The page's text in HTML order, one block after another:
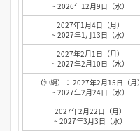
~ 2026年12月9日（水）
2027年1月4日（月）
~ 2027年1月13日（水）
2027年2月1日（月）
~ 2027年2月10日（水）
（沖縄）： 2027年2月15日（月）
~ 2027年2月24日（水）
2027年2月22日（月）
~ 2027年3月3日（水）